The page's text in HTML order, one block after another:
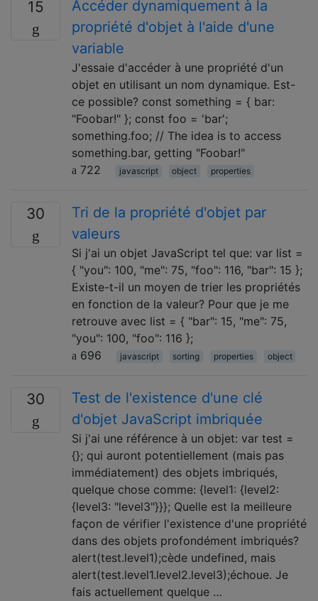
15
Accéder dynamiquement à la
propriété d'objet à l'aide d'une
variable
J'essaie d'accéder à une propriété d'un
objet en utilisant un nom dynamique. Est-
ce possible? const something = { bar:
"Foobar!" }; const foo = 'bar';
something.foo; // The idea is to access
something.bar, getting "Foobar!"
722
javascript object properties
30
Tri de la propriété d'objet par
valeurs
Si j'ai un objet JavaScript tel que: var list =
{ "you": 100, "me": 75, "foo": 116, "bar": 15 };
Existe-t-il un moyen de trier les propriétés
en fonction de la valeur? Pour que je me
retrouve avec list = { "bar": 15, "me": 75,
"you": 100, "foo": 116 };
696
javascript sorting properties object
30
Test de l'existence d'une clé
d'objet JavaScript imbriquée
Si j'ai une référence à un objet: var test =
{}; qui auront potentiellement (mais pas
immédiatement) des objets imbriqués,
quelque chose comme: {level1: {level2:
{level3: "level3"}}}; Quelle est la meilleure
façon de vérifier l'existence d'une propriété
dans des objets profondément imbriqués?
alert(test.level1);cède undefined, mais
alert(test.level1.level2.level3);échoue. Je
fais actuellement quelque …